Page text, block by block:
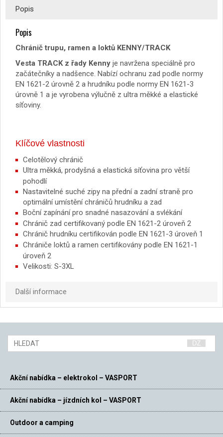
Popis
Popis
Chránič trupu, ramen a loktů KENNY/TRACK
Vesta TRACK z řady Kenny je navržena speciálně pro
začátečníky a nadšence. Nabízí ochranu zad podle normy
EN 1621-2 úrovně 2 a hrudníku podle normy EN 1621-3
úrovně 1 a je vyrobena výlučně z ultra měkké a elastické
síťoviny.
Klíčové vlastnosti
Celotělový chránič
Ultra měkká, prodyšná a elastická síťovina pro větší
pohodlí
Nastavitelné suché zipy na přední a zadní straně pro
optimální umístění chráničů hrudníku a zad
Boční zapínání pro snadné nasazování a svlékání
Chránič zad certifikovaný podle EN 1621-2 úroveň 2
Chránič hrudníku certifikován podle EN 1621-3 úroveň 1
Chrániče loktů a ramen certifikovány podle EN 1621-1
úroveň 2
Velikosti: S-3XL
Další informace
Akční nabídka – elektrokol – VASPORT
Akční nabídka – jízdních kol – VASPORT
Outdoor a camping